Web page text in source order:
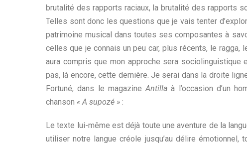
brutalité des rapports raciaux, la brutalité des rapports
Telles sont donc les questions que je vais tenter
patrimoine musical dans toutes ses composantes à
celles que je connais un peu car, plus récents, le ragga,
aura compris que mon approche sera sociolinguistique
pas, là encore, cette dernière. Je serai dans la droite
Fortuné, dans le magazineAntilla à l’occasion d’un
chanson « A supozé » :
Le texte lui-même est déjà toute une aventure de la
utiliser notre langue créole jusqu’au délire